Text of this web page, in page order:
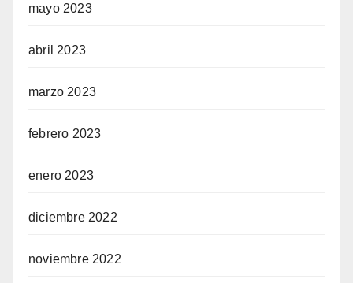
mayo 2023
abril 2023
marzo 2023
febrero 2023
enero 2023
diciembre 2022
noviembre 2022